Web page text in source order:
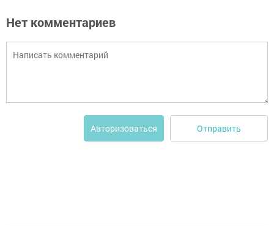
Нет комментариев
Авторизоваться Отправить